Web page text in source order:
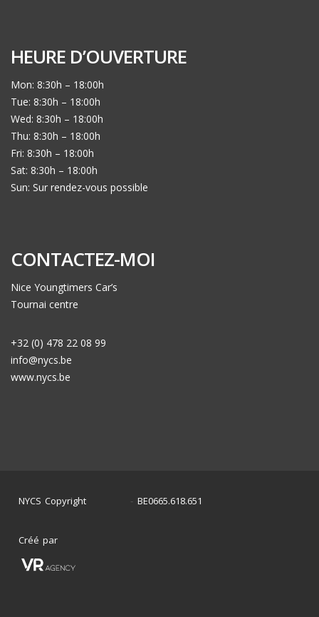
HEURE D’OUVERTURE
Mon: 8:30h – 18:00h
Tue: 8:30h – 18:00h
Wed: 8:30h – 18:00h
Thu: 8:30h – 18:00h
Fri: 8:30h – 18:00h
Sat: 8:30h – 18:00h
Sun: Sur rendez-vous possible
CONTACTEZ-MOI
Nice Youngtimers Car’s
Tournai centre
+32 (0) 478 22 08 99
info@nycs.be
www.nycs.be
NYCS Copyright - BE0665.618.651
Créé par